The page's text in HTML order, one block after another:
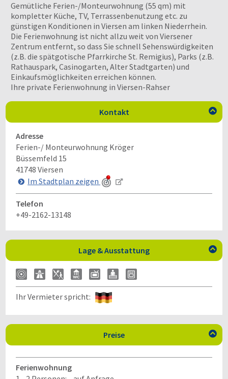
Gemütliche Ferien-/Monteurwohnung (55 qm) mit
kompletter Küche, TV, Terrassenbenutzung etc. zu
günstigen Konditionen in Viersen am linken Niederrhein.
Die Ferienwohnung ist nicht allzu weit von Viersener
Zentrum entfernt, so dass Sie schnell Sehenswürdigkeiten
(z.B. die spätgotische Pfarrkirche St. Remigius), Parks (z.B.
Rathauspark, Casinogarten, Alter Stadtgarten) und
Einkaufsmöglichkeiten erreichen können.
Ihre private Ferienwohnung in Viersen-Rahser
Kontakt 
Adresse
Ferien-/ Monteurwohnung Kröger
Büssemfeld 15
41748 Viersen
Im Stadtplan zeigen
Telefon
+49-2162-13148
Lage & Ausstattung 
Ihr Vermieter spricht:
Preise 
Ferienwohnung